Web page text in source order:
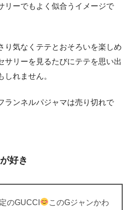
リーでもよく似合うイメージで
り気なくテテとおそろいを楽しめ
サリーを見るたびにテテを思い出
しれません。
ランネルパジャマは売り切れで
好き
のGUCCI
このGジャンかわ